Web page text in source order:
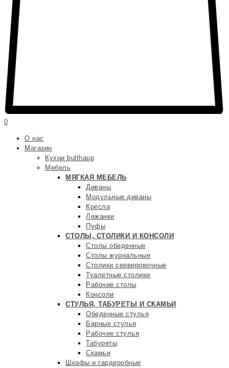
0
О нас
Магазин
Кухни bulthaup
Мебель
МЯГКАЯ МЕБЕЛЬ
Диваны
Модульные диваны
Кресла
Лежанки
Пуфы
СТОЛЫ, СТОЛИКИ И КОНСОЛИ
Столы обеденные
Столы журнальные
Столики сервировочные
Туалетные столики
Рабочие столы
Консоли
СТУЛЬЯ, ТАБУРЕТЫ И СКАМЬИ
Обеденные стулья
Барные стулья
Рабочие стулья
Табуреты
Скамьи
Шкафы и гардеробные